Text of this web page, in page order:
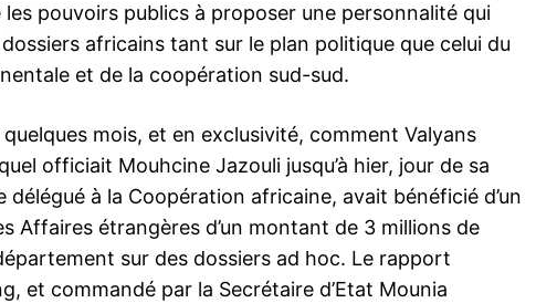
les pouvoirs publics à proposer une personnalité qui
africains tant sur le plan politique que celui du
et de la coopération sud-sud.
mois, et en exclusivité, comment Valyans
officiait Mouhcine Jazouli jusqu’à hier, jour de sa
à la Coopération africaine, avait bénéficié d’un
Affaires étrangères d’un montant de 3 millions de
sur des dossiers ad hoc. Le rapport
et commandé par la Secrétaire d’Etat Mounia